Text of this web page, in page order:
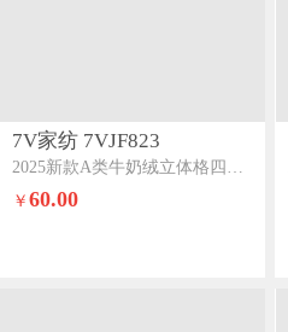
7V家纺 7VJF823
2025新款A类牛奶绒立体格四件套雕花绒夹棉床盖床笠四件套全工艺牛奶绒粉色
￥60.00